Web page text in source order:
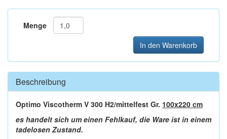
Menge
In den Warenkorb
Beschreibung
Optimo Viscotherm V 300 H2/mittelfest Gr. 100x220 cm
es handelt sich um einen Fehlkauf, die Ware ist in einem
tadelosen Zustand.